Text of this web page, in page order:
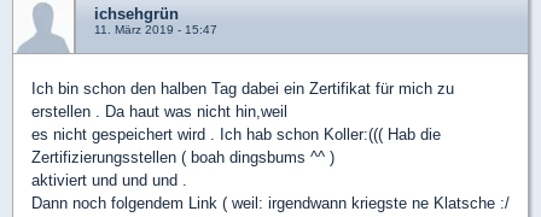
ichsehgrün
11. März 2019 - 15:47
Ich bin schon den halben Tag dabei ein Zertifikat für mich zu
erstellen . Da haut was nicht hin,weil
es nicht gespeichert wird . Ich hab schon Koller:((( Hab die
Zertifizierungsstellen ( boah dingsbums ^^ )
aktiviert und und und .
Dann noch folgendem Link ( weil: irgendwann kriegste ne Klatsche :/